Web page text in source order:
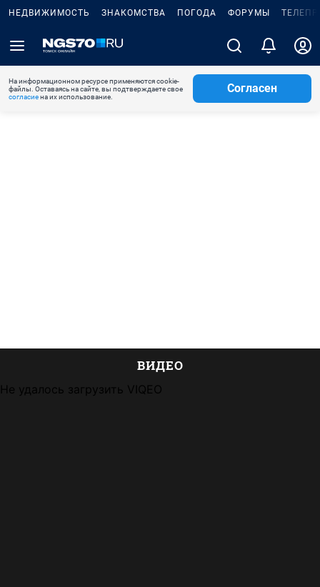
НЕДВИЖИМОСТЬ ЗНАКОМСТВА ПОГОДА ФОРУМЫ
На информационном ресурсе применяются cookie-
файлы. Оставаясь на сайте, вы подтверждаете свое
согласиена их использование.
Согласен
ВИДЕО
Не удалось загрузить VIQEO